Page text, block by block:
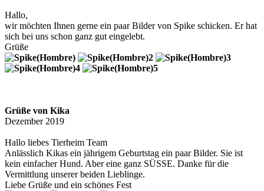
Hallo,
wir möchten Ihnen gerne ein paar Bilder von Spike schicken. Er hat
sich bei uns schon ganz gut eingelebt.
Grüße
Grüße von Kika
Dezember 2019
Hallo liebes Tierheim Team
Anlässlich Kikas ein jährigem Geburtstag ein paar Bilder. Sie ist
kein einfacher Hund. Aber eine ganz SÜSSE. Danke für die
Vermittlung unserer beiden Lieblinge.
Liebe Grüße und ein schönes Fest